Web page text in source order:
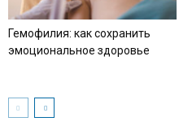
Гемофилия: как сохранить
эмоциональное здоровье